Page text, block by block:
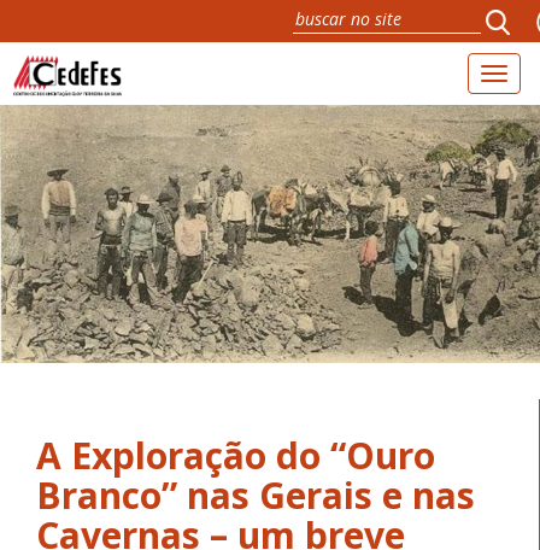
A Exploração do “Ouro
Branco” nas Gerais e nas
Cavernas – um breve